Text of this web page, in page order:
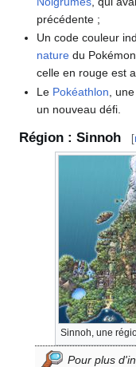
précédente ;
Un code couleur
nature du
celle en rouge est
Le Pokéathlon ,
un nouveau défi.
Région : Sinnoh [
Sinnoh, une
Pour plus